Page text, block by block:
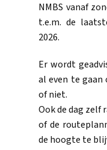
NMBS vanaf
t.e.m. de
2026.
Er wordt
al even te
of niet.
Ook de dag zelf
of de
de hoogte te